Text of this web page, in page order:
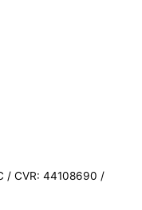
/ CVR: 44108690 /